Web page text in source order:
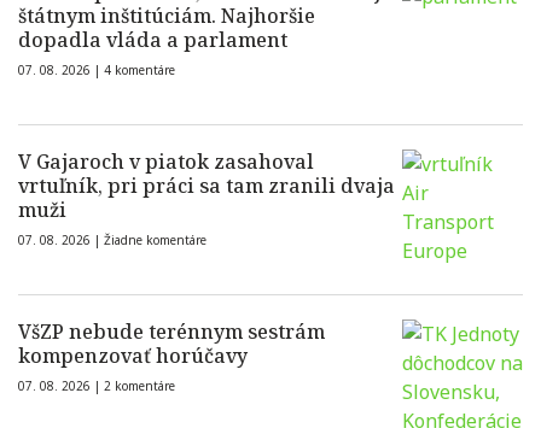
štátnym inštitúciám. Najhoršie
dopadla vláda a parlament
07. 08. 2026 | 4 komentáre
V Gajaroch v piatok zasahoval
vrtuľník, pri práci sa tam zranili dvaja
muži
07. 08. 2026 | Žiadne komentáre
VšZP nebude terénnym sestrám
kompenzovať horúčavy
07. 08. 2026 | 2 komentáre